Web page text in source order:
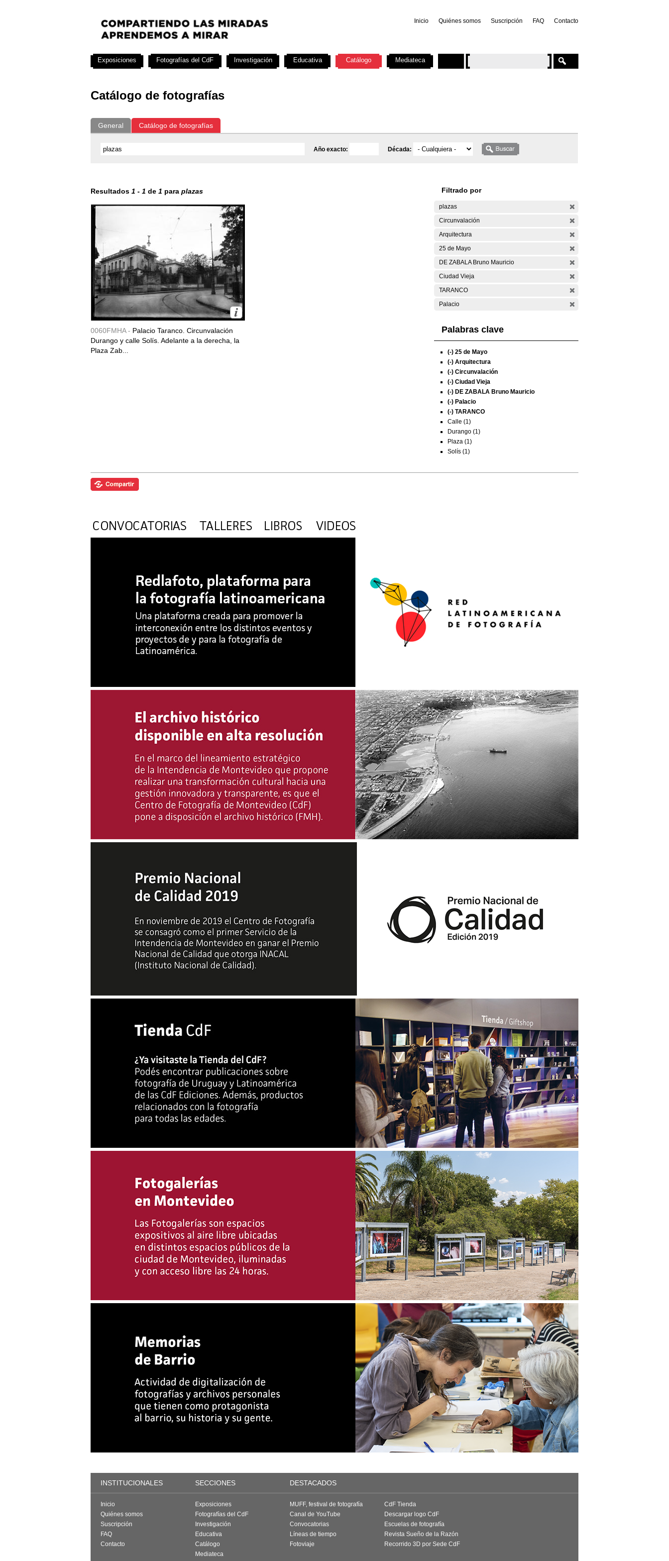
Inicio Quiénes somos Suscripción FAQ Contacto
Catálogo de fotografías
General Catálogo de fotografías
Año exacto: Década:
Resultados 1 - 1 de 1 para plazas
0060FMHA - Palacio Taranco. Circunvalación
Durango y calle Solís. Adelante a la derecha, la
Plaza Zab...
Filtrado por
plazas
Circunvalación
Arquitectura
25 de Mayo
DE ZABALA Bruno Mauricio
Ciudad Vieja
TARANCO
Palacio
Palabras clave
(-) 25 de Mayo
(-) Arquitectura
(-) Circunvalación
(-) Ciudad Vieja
(-) DE ZABALA Bruno Mauricio
(-) Palacio
(-) TARANCO
Calle (1)
Durango (1)
Plaza (1)
Solís (1)
Exposiciones Fotografías del CdF Investigación Educativa Catálogo Mediateca
INSTITUCIONALES SECCIONES DESTACADOS
Inicio
Quiénes somos
Suscripción
FAQ
Contacto
Exposiciones
Fotografías del CdF
Investigación
Educativa
Catálogo
Mediateca
MUFF, festival de fotografía
Canal de YouTube
Convocatorias
Líneas de tiempo
Fotoviaje
CdF Tienda
Descargar logo CdF
Escuelas de fotografía
Revista Sueño de la Razón
Recorrido 3D por Sede CdF